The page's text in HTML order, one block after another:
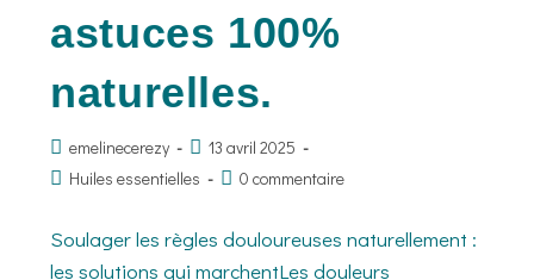
astuces 100%
naturelles.
emelinecerezy
13 avril 2025
Huiles essentielles
0 commentaire
Soulager les règles douloureuses naturellement :
les solutions qui marchentLes douleurs